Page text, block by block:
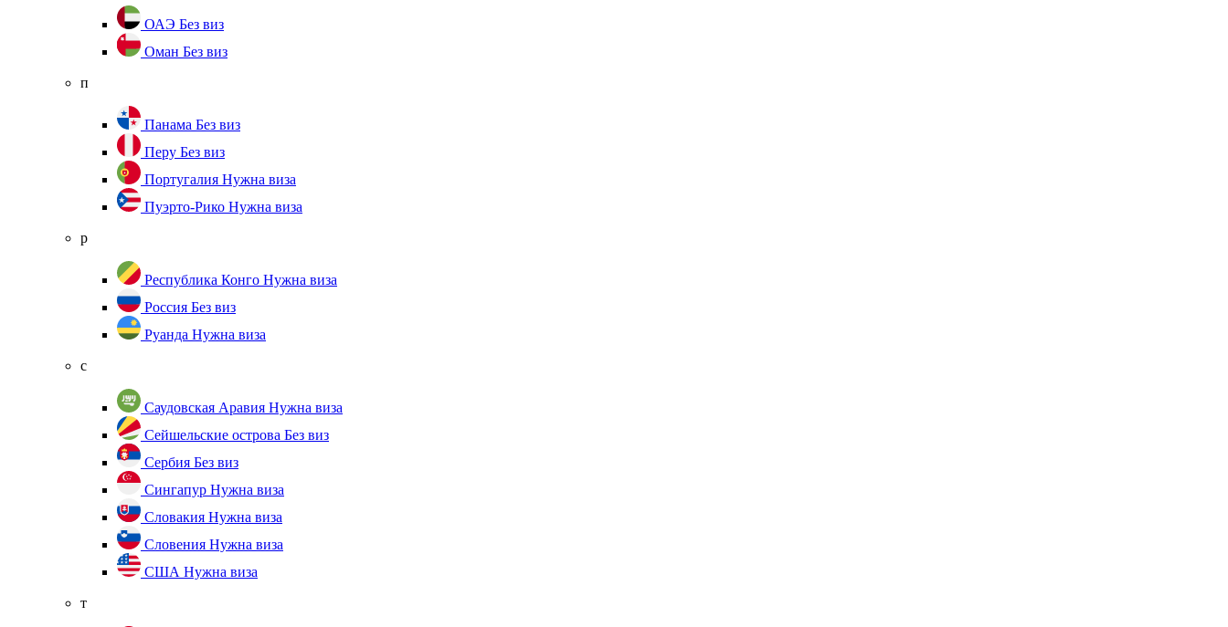
ОАЭ Без виз
Оман Без виз
п
Панама Без виз
Перу Без виз
Португалия Нужна виза
Пуэрто-Рико Нужна виза
р
Республика Конго Нужна виза
Россия Без виз
Руанда Нужна виза
с
Саудовская Аравия Нужна виза
Сейшельские острова Без виз
Сербия Без виз
Сингапур Нужна виза
Словакия Нужна виза
Словения Нужна виза
США Нужна виза
т